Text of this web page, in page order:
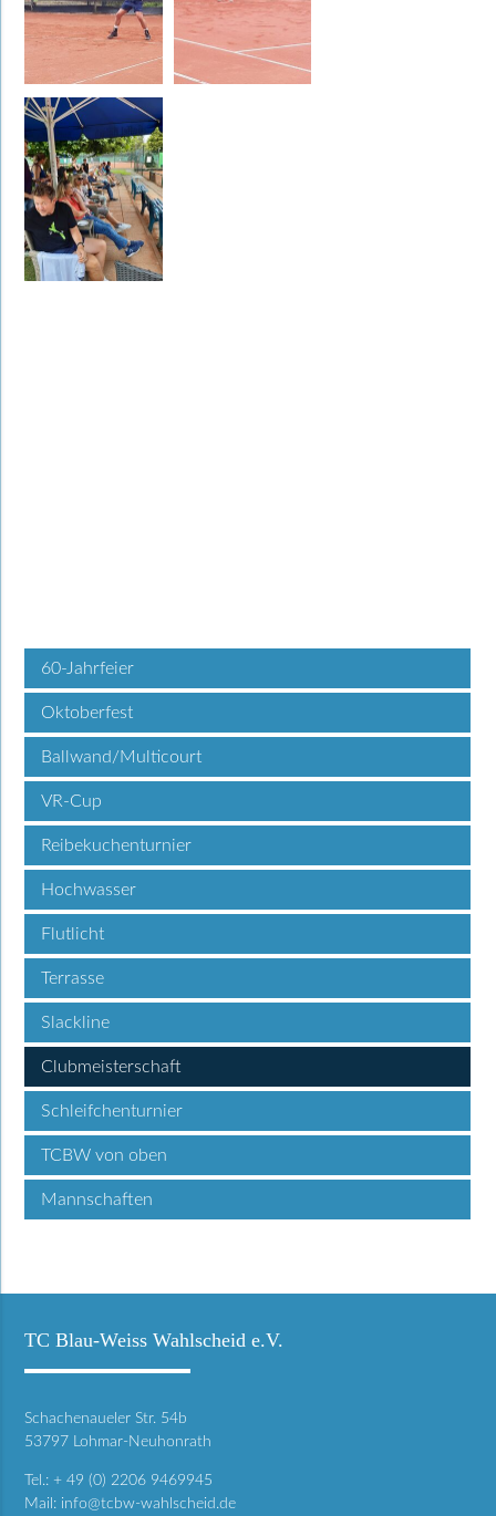
60-Jahrfeier
Oktoberfest
Ballwand/Multicourt
VR-Cup
Reibekuchenturnier
Hochwasser
Flutlicht
Terrasse
Slackline
Clubmeisterschaft
Schleifchenturnier
TCBW von oben
Mannschaften
TC Blau-Weiss Wahlscheid e.V.
Schachenaueler Str. 54b
53797 Lohmar-Neuhonrath
Tel.: + 49 (0) 2206 9469945
Mail: info@tcbw-wahlscheid.de